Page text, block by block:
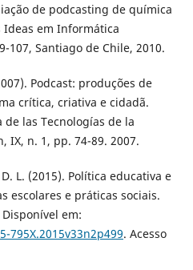
de podcasting de química
em Informática
107, Santiago de Chile, 2010.
Podcast: produções de
crítica, criativa e cidadã.
de las Tecnologías de la
IX, n. 1, pp. 74-89. 2007.
D. L. (2015). Política educativa e
escolares e práticas sociais.
Disponível em:
. Acesso